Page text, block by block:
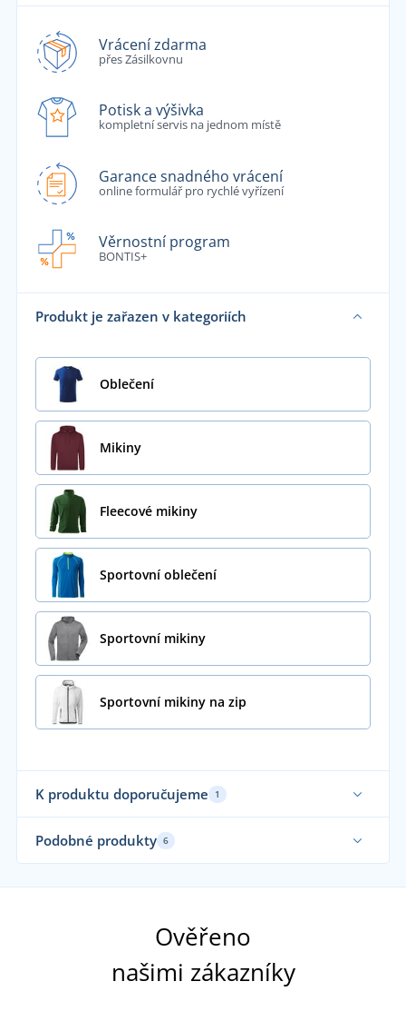
Vrácení zdarma
přes Zásilkovnu
Potisk a výšivka
kompletní servis na jednom místě
Garance snadného vrácení
online formulář pro rychlé vyřízení
Věrnostní program
BONTIS+
Produkt je zařazen v kategoriích
Oblečení
Mikiny
Fleecové mikiny
Sportovní oblečení
Sportovní mikiny
Sportovní mikiny na zip
K produktu doporučujeme 1
Podobné produkty 6
Ověřeno
našimi zákazníky